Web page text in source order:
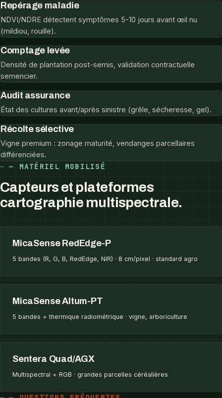
Repérage maladie
NDVI/NDRE détectent symptômes 5-10 jours avant œil nu
(mildiou, rouille).
Comptage levée
Densité de plantation post-semis, validation contractuelle
semencier.
Audit assurance
État des cultures avant/après sinistre (grêle, sécheresse, gel).
Récolte sélective
Vigne premium : zonage maturité, vendanges parcellaires
différenciées.
— MATÉRIEL MOBILISÉ
Capteurs et plateformes
cartographie multispectrale.
MicaSense RedEdge-P
5 bandes (R, G, B, RedEdge, NIR) · 8 cm/pixel · standard agro
MicaSense Altum-PT
5 bandes + thermique radiométrique · vigne, arboriculture
Sentera Quad/AGX
Multispectral + RGB · grandes parcelles céréalières